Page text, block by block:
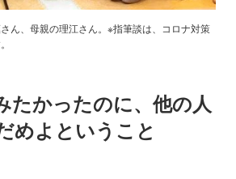
ん、母親の理江さん。※指筆談は、コロナ対策
たかったのに、他の人
めよということ